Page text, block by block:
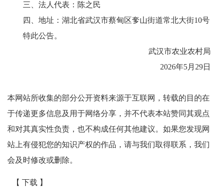
三、法人代表：陈之民
四、地址：湖北省武汉市蔡甸区奓山街道常北大街10号
特此公告。
武汉市农业农村局
2026年5月29日
本网站所收集的部分公开资料来源于互联网，转载的目的在
于传递更多信息及用于网络分享，并不代表本站赞同其观点
和对其真实性负责，也不构成任何其他建议。如果您发现网
站上有侵犯您的知识产权的作品，请与我们取得联系，我们
会及时修改或删除。
【 下载 】